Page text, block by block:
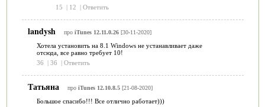
15 | 12 | Ответить
landysh про iTunes 12.11.0.26[30-11-2020]
Хотела установить на 8.1 Windows не устанавливает даже
отсюда, все равно требует 10!
36
| 36 | Ответить
Татьяна про iTunes 12.10.8.5[21-08-2020]
Большое спасибо!!! Все отлично работает)))